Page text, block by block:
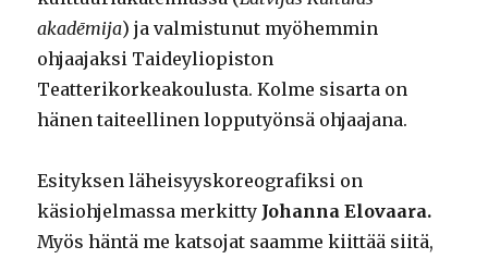
akadēmija) ja valmistunut myöhemmin
ohjaajaksi Taideyliopiston
Teatterikorkeakoulusta. Kolme sisarta on
hänen taiteellinen lopputyönsä ohjaajana.
Esityksen läheisyyskoreografiksi on
käsiohjelmassa merkitty Johanna Elovaara.
Myös häntä me katsojat saamme kiittää siitä,